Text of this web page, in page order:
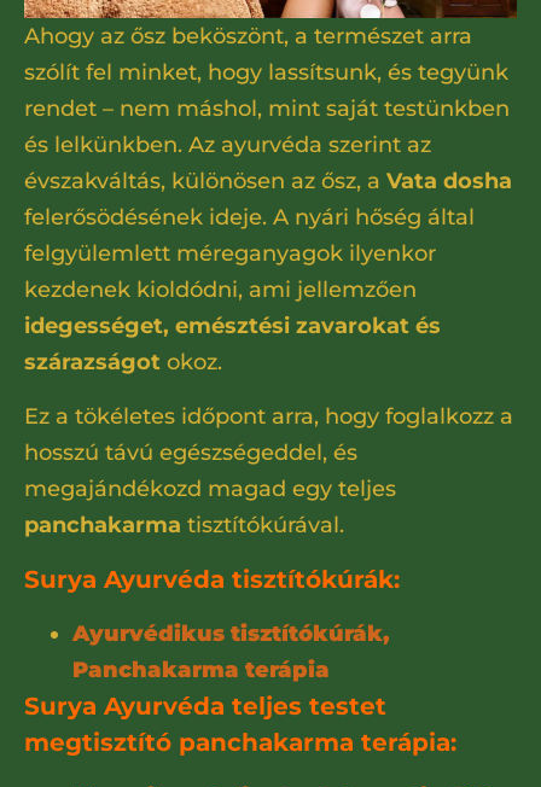
Ahogy az ősz beköszönt, a természet arra
szólít fel minket, hogy lassítsunk, és tegyünk
rendet – nem máshol, mint saját testünkben
és lelkünkben. Az ayurvéda szerint az
évszakváltás, különösen az ősz, a Vata dosha
felerősödésének ideje. A nyári hőség által
felgyülemlett méreganyagok ilyenkor
kezdenek kioldódni, ami jellemzően
idegességet, emésztési zavarokat és
szárazságot okoz.
Ez a tökéletes időpont arra, hogy foglalkozz a
hosszú távú egészségeddel, és
megajándékozd magad egy teljes
panchakarma tisztítókúrával.
Surya Ayurvéda tisztítókúrák:
Ayurvédikus tisztítókúrák,
Panchakarma terápia
Surya Ayurvéda teljes testet
megtisztító panchakarma terápia: